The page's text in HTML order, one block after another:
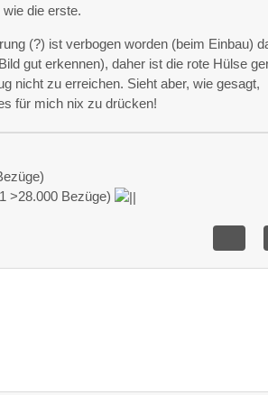
die erste.
(?) ist verbogen worden (beim Einbau)
gut erkennen), daher ist die rote Hülse
nicht zu erreichen. Sieht aber, wie gesagt,
für mich nix zu drücken!
>28.000 Bezüge)